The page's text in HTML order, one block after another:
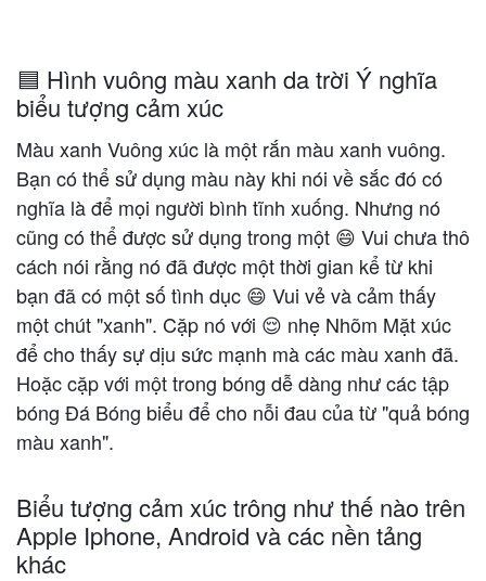
🟦 Hình vuông màu xanh da trời Ý nghĩa
biểu tượng cảm xúc
Màu xanh Vuông xúc là một rắn màu xanh vuông.
Bạn có thể sử dụng màu này khi nói về sắc đó có
nghĩa là để mọi người bình tĩnh xuống. Nhưng nó
cũng có thể được sử dụng trong một 😄 Vui chưa thô
cách nói rằng nó đã được một thời gian kể từ khi
bạn đã có một số tình dục 😄 Vui vẻ và cảm thấy
một chút "xanh". Cặp nó với 😌 nhẹ Nhõm Mặt xúc
để cho thấy sự dịu sức mạnh mà các màu xanh đã.
Hoặc cặp với một trong bóng dễ dàng như các tập
bóng Đá Bóng biểu để cho nỗi đau của từ "quả bóng
màu xanh".
Biểu tượng cảm xúc trông như thế nào trên
Apple Iphone, Android và các nền tảng
khác